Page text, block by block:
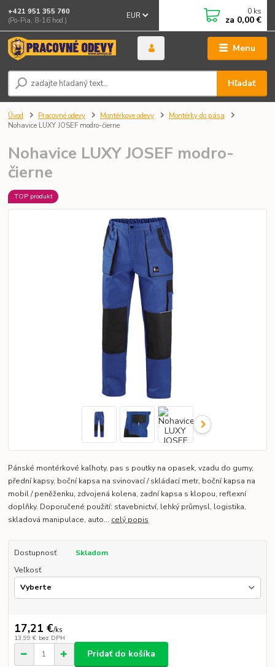
Menu
EUR
Hľadať
+421 951 355 760
(Po-Pia, 8-16 hod.)
0 ks
za 0,00 €
Úvod Pracovné odevy Montérkove odevy
Montérky do pása
Nohavice LUXY JOSEF modro-čierne
Nohavice LUXY JOSEF modro-
čierne
TOP produkt
Pánské montérkové kalhoty, pas s poutky na opasek, vzadu do gumy,
přední kapsy, boční kapsa na svinovací / skládací metr, boční kapsa na
mobil / peněženku, zdvojená kolena, zadní kapsa s klopou, reflexní
doplňky. Doporučené použití: stavebnictví, lehký průmysl, logistika,
skladová manipulace, auto... celý popis
Dostupnosť
Skladom
Veľkosť
17,21 €/ks
13,99 € bez DPH
Pridať do košíka